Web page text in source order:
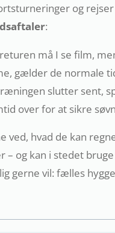
og
:
må I se film,
gælder de normale
slutter sent,
over for at sikre
ved, hvad de kan
– og kan i stedet
gerne vil: fælles